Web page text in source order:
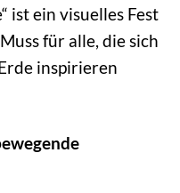
ist ein visuelles Fest
für alle, die sich
inspirieren